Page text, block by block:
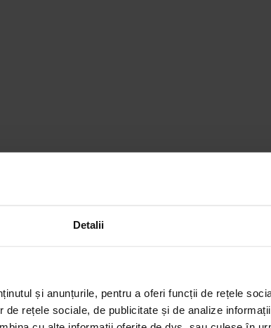
Detalii
și anunțurile, pentru a oferi funcții de rețele
rețele sociale, de publicitate și de analize